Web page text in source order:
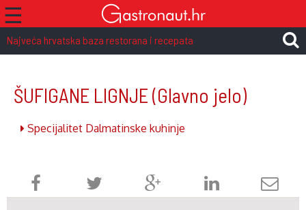
☰
Najveća hrvatska baza restorana i recepata
ŠUFIGANE LIGNJE (Glavno jelo)
Specijalitet Dalmatinske kuhinje